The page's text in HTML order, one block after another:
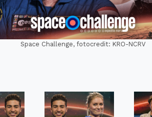
Space Challenge, fotocredit: KRO-NCRV